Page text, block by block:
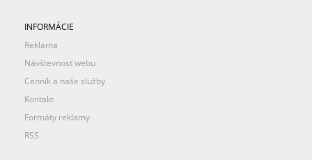
INFORMÁCIE
Reklama
Návštevnosť webu
Cenník a naše služby
Kontakt
Formáty reklamy
RSS